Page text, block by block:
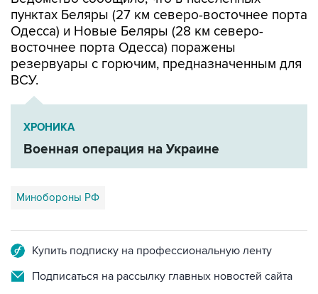
пунктах Беляры (27 км северо-восточнее порта
Одесса) и Новые Беляры (28 км северо-
восточнее порта Одесса) поражены
резервуары с горючим, предназначенным для
ВСУ.
ХРОНИКА
Военная операция на Украине
Минобороны РФ
Купить подписку на профессиональную ленту
Подписаться на рассылку главных новостей сайта